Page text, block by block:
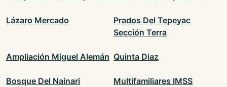
Lázaro Mercado
Prados Del Tepeyac
Sección Terra
Ampliación Miguel Alemán Quinta Diaz
Bosque Del Nainari Multifamiliares IMSS